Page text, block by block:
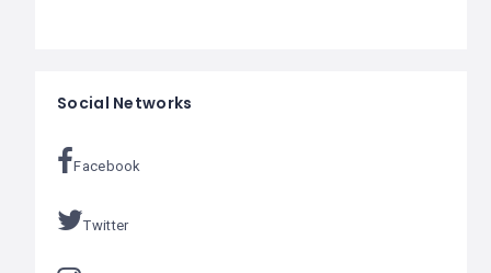
Social Networks
Facebook
Twitter